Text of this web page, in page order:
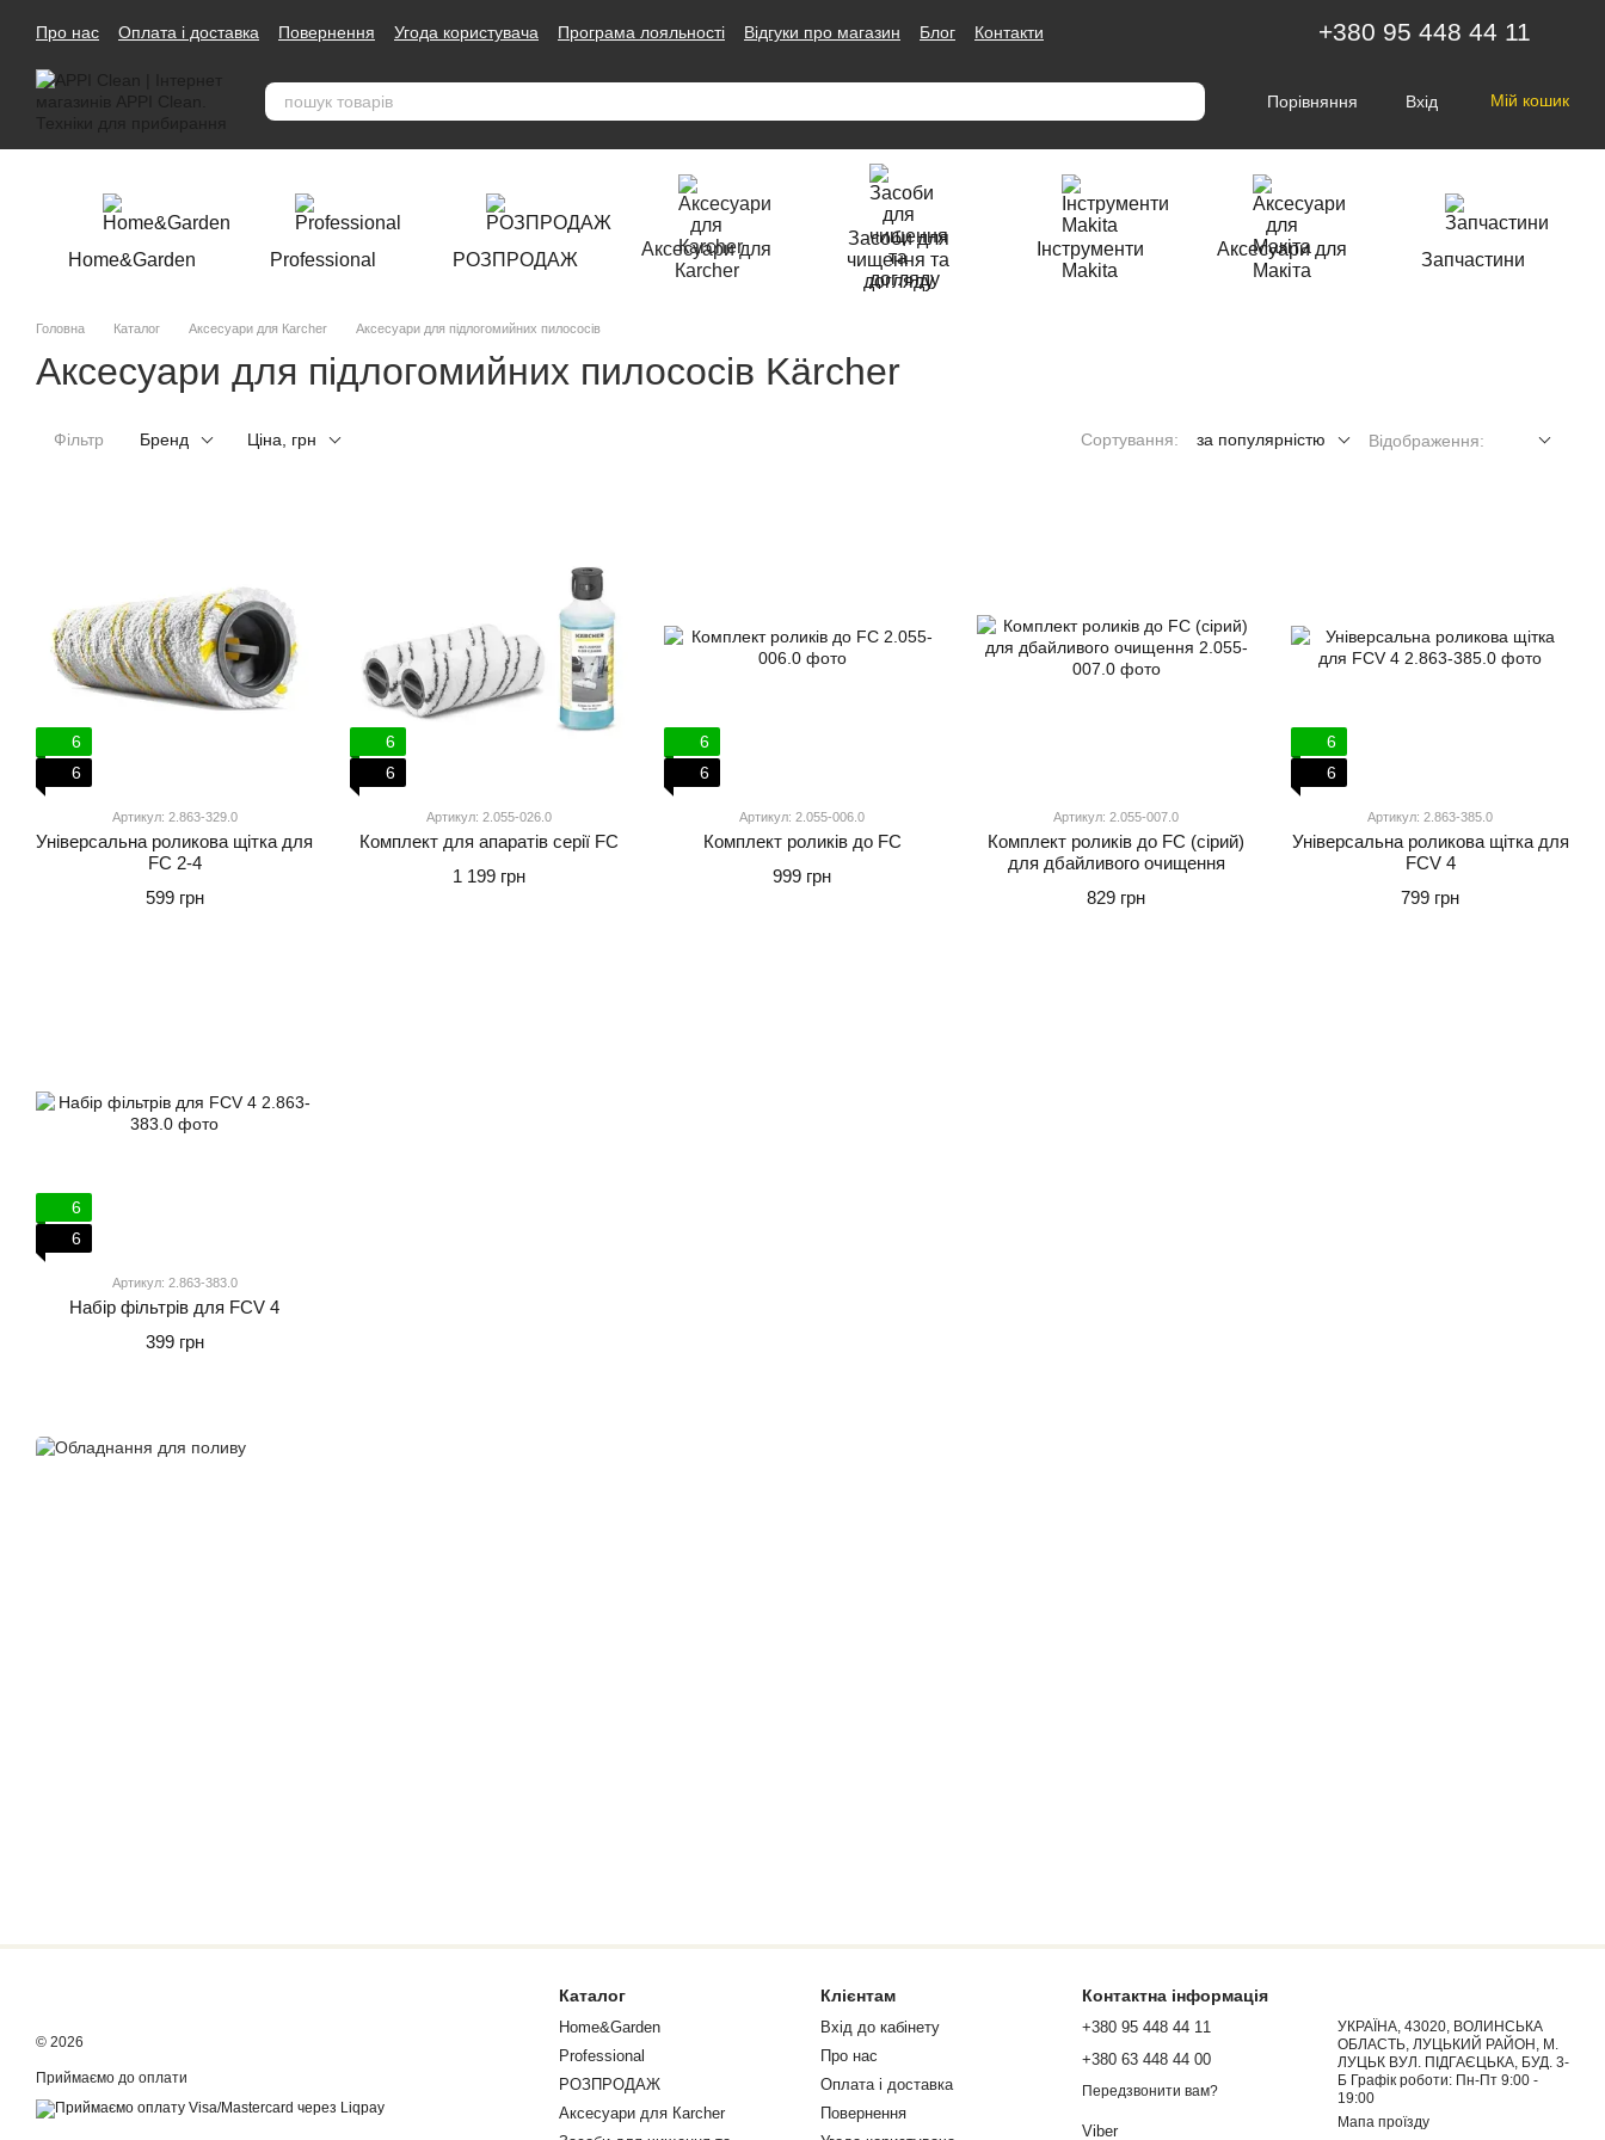
Про нас Оплата і доставка Повернення Угода користувача Програма лояльності Відгуки про магазин Блог Контакти +380 95 448 44 11
Порівняння Вхід Мій кошик
Home&Garden Professional РОЗПРОДАЖ
Аксесуари для
Кarcher
Засоби для
чищення та
догляду
Інструменти
Makita
Аксесуари для
Макіта
Запчастини
Головна Каталог Аксесуари для Кarcher Аксесуари для підлогомийних пилососів
Аксесуари для підлогомийних пилососів Kärcher
Фільтр Бренд Ціна, грн Сортування: за популярністю Відображення:
6
6
Артикул: 2.863-329.0
Універсальна роликова щітка для
FC 2-4
599 грн
6
6
Артикул: 2.055-026.0
Комплект для апаратів серії FC
1 199 грн
6
6
Артикул: 2.055-006.0
Комплект роликів до FC
999 грн
Артикул: 2.055-007.0
Комплект роликів до FC (сірий)
для дбайливого очищення
829 грн
6
6
Артикул: 2.863-385.0
Універсальна роликова щітка для
FCV 4
799 грн
6
6
Артикул: 2.863-383.0
Набір фільтрів для FCV 4
399 грн
© 2026
Приймаємо до оплати
Каталог
Home&Garden
Professional
РОЗПРОДАЖ
Аксесуари для Кarcher
Клієнтам
Вхід до кабінету
Про нас
Оплата і доставка
Повернення
Контактна інформація
+380 95 448 44 11
+380 63 448 44 00
Передзвонити вам?
Viber
УКРАЇНА, 43020, ВОЛИНСЬКА
ОБЛАСТЬ, ЛУЦЬКИЙ РАЙОН, М.
ЛУЦЬК ВУЛ. ПІДГАЄЦЬКА, БУД. 3-
Б Графік роботи: Пн-Пт 9:00 -
19:00
Мапа проїзду